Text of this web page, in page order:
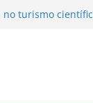
turismo